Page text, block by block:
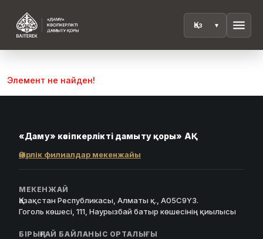
menu
Элемент не найден!
«Даму» кәсіпкерлікті дамыту қоры» АҚ
Өңірлік филиалдар мекенжайы
МЕКЕНЖАЙ
Қазақстан Республикасы, Алматы қ., A05C9Y3.
Гоголь көшесі, 111, Наурызбай батыр көшесінің қиылысы
БІРЫҢҒАЙ БАЙЛАНЫС ОРТАЛЫҒЫ